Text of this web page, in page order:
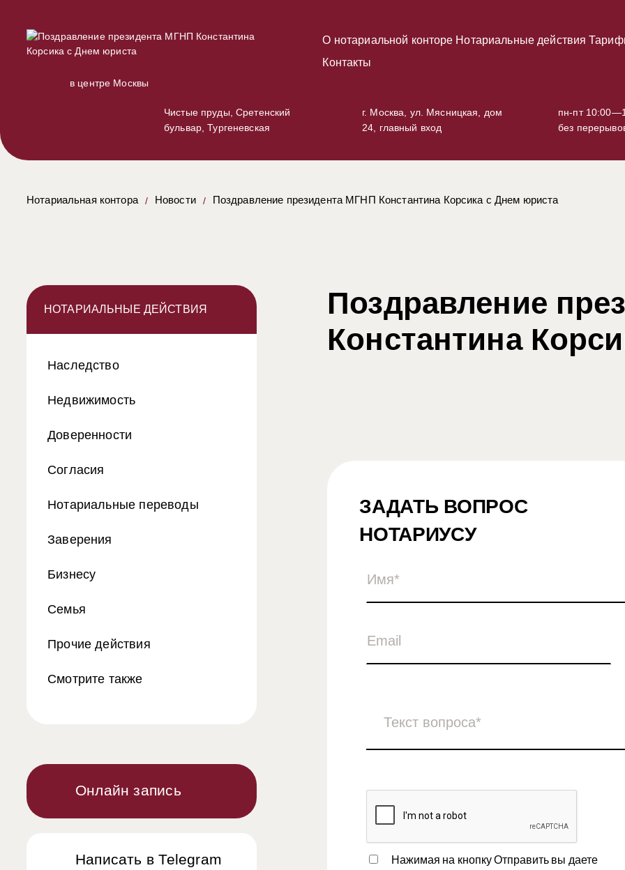
в центре Москвы
О нотариальной конторе Нотариальные действия
Контакты
Чистые пруды, Сретенский
бульвар, Тургеневская
г. Москва, ул. Мясницкая, дом
24, главный вход
пн-пт
без
Нотариальная контора Новости Поздравление президента МГНП Константина Корсика с Днем юриста
НОТАРИАЛЬНЫЕ ДЕЙСТВИЯ
Наследство
Недвижимость
Доверенности
Согласия
Нотариальные переводы
Заверения
Бизнесу
Семья
Прочие действия
Смотрите также
Онлайн запись
Написать в Telegram
Поздравление
Константина
ЗАДАТЬ ВОПРОС
НОТАРИУСУ
Нажимая на кнопку Отправить вы даете